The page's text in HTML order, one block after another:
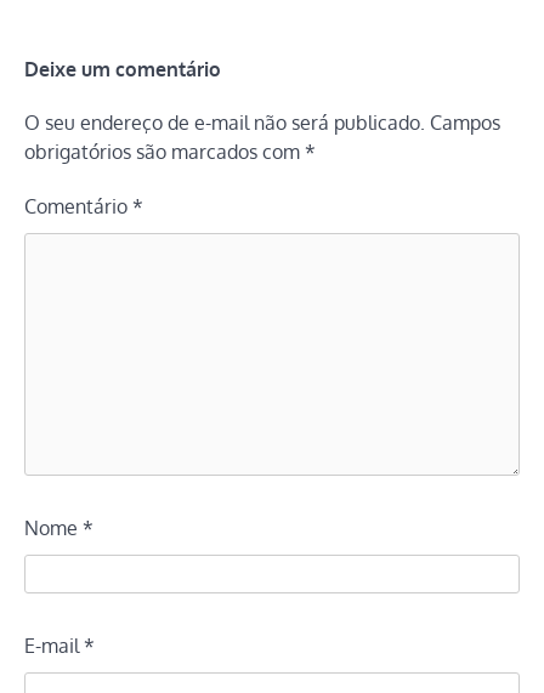
Deixe um comentário
O seu endereço de e-mail não será publicado. Campos
obrigatórios são marcados com *
Comentário *
Nome *
E-mail *